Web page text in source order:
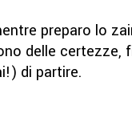
preparo lo
delle certezze,
di partire.